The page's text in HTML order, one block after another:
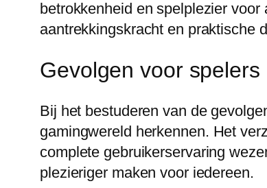
betrokkenheid en spelplezier
aantrekkingskracht en praktische
Gevolgen voor
Bij het bestuderen van de
gamingwereld herkennen. Het
complete gebruikerservaring
plezieriger maken voor iedereen.